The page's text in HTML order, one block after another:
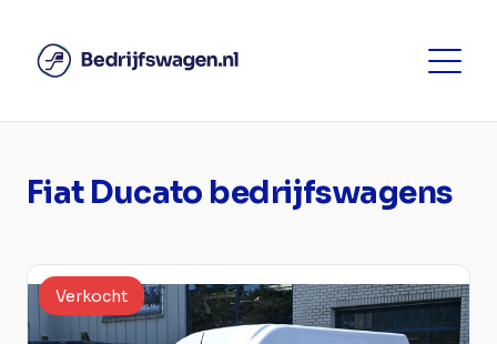
Fiat Ducato bedrijfswagens
Verkocht